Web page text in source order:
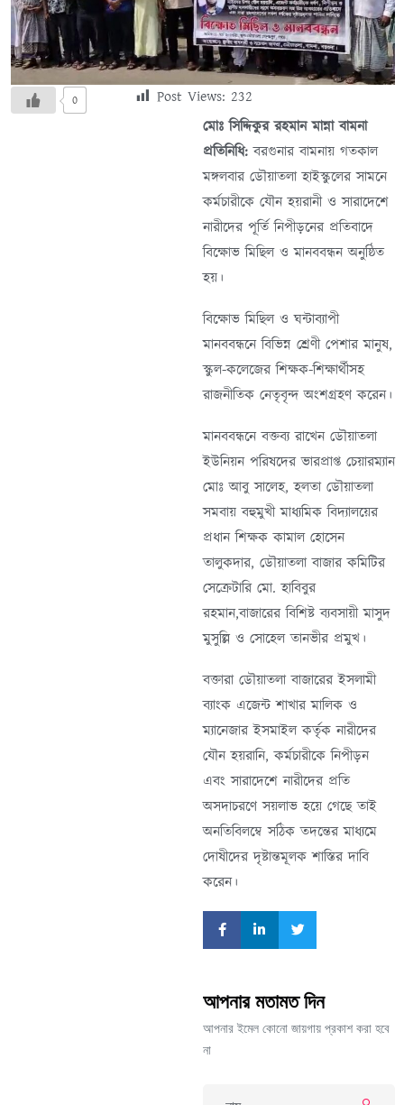
0 Post Views: 232
মোঃ সিদ্দিকুর রহমান মান্না বামনা
প্রতিনিধি:বরগুনার বামনায় গতকাল
মঙ্গলবার ডৌয়াতলা হাইস্কুলের সামনে
কর্মচারীকে যৌন হয়রানী ও সারাদেশে
নারীদের পূর্তি নিপীড়নের প্রতিবাদে
বিক্ষোভ মিছিল ও মানববন্ধন অনুষ্ঠিত
হয়।
বিক্ষোভ মিছিল ও ঘন্টাব্যাপী
মানববন্ধনে বিভিন্ন শ্রেণী পেশার মানুষ,
স্কুল-কলেজের শিক্ষক-শিক্ষার্থীসহ
রাজনীতিক নেতৃবৃন্দ অংশগ্রহণ করেন।
মানববন্ধনে বক্তব্য রাখেন ডৌয়াতলা
ইউনিয়ন পরিষদের ভারপ্রাপ্ত চেয়ারম্যান
মোঃ আবু সালেহ, হলতা ডৌয়াতলা
সমবায় বহুমুখী মাধ্যমিক বিদ্যালয়ের
প্রধান শিক্ষক কামাল হোসেন
তালুকদার, ডৌয়াতলা বাজার কমিটির
সেক্রেটারি মো. হাবিবুর
রহমান,বাজারের বিশিষ্ট ব্যবসায়ী মাসুদ
মুসুল্লি ও সোহেল তানভীর প্রমুখ।
বক্তারা ডৌয়াতলা বাজারের ইসলামী
ব্যাংক এজেন্ট শাখার মালিক ও
ম্যানেজার ইসমাইল কর্তৃক নারীদের
যৌন হয়রানি, কর্মচারীকে নিপীড়ন
এবং সারাদেশে নারীদের প্রতি
অসদাচরণে সয়লাভ হয়ে গেছে তাই
অনতিবিলম্বে সঠিক তদন্তের মাধ্যমে
দোষীদের দৃষ্টান্তমূলক শাস্তির দাবি
করেন।
আপনার মতামত দিন
আপনার ইমেল কোনো জায়গায় প্রকাশ করা হবে
না